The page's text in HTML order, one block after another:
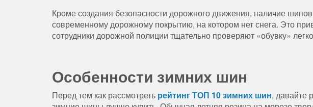
Кроме создания безопасности дорожного движения, наличие шипов
современному дорожному покрытию, на котором нет снега. Это
сотрудники дорожной полиции тщательно проверяют «обувку»
Особенности зимних шин
Перед тем как рассмотреть рейтинг ТОП 10 зимних шин, давайте